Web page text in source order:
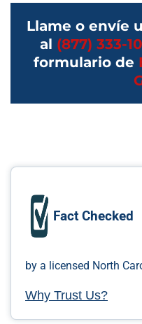
Llame o envíe
al (877) 333-
formulario de
Fact Checked
by a licensed North
Why Trust Us?